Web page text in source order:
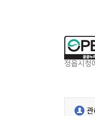
정읍시청
관